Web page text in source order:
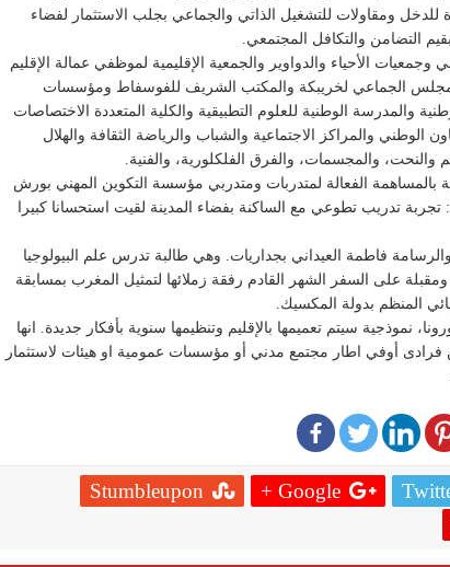
ومقاولات للتشغيل الذاتي والجماعي بجلب الاستثمار لفضاء
التضامن والتكافل المجتمعي.
الأحياء والدواوير والجمعية الإقليمية لموظفي عمالة الإقليم
والمجلس الجماعي لخريبكة والمكتب الشريف للفوسفاط ومؤسسات
والمدرسة الوطنية للعلوم التطبيقية والكلية المتعددة الاختصاصات
الوطني والمراكز الاجتماعية والشباب والرياضة الثقافة والهلال
والنحت، والمجسمات، والفرق الفلكلورية، والفنية.
بالمساهمة الفعالة لمتدربات ومتدربي مؤسسة التكوين المهني بورش
تدريب تطوعي مع الساكنة بفضاء المدينة لقيت استحسانا كبيرا
والرسامة فاطمة العيداني بجداريات. وهي طالبة تدرس علم البيولوجيا
على السفر الشهر القادم رفقة زملائها لتمثيل المغرب بمسابقة
المنظم بدولة المكسيك.
نموذجية سيتم تعميمها بالإقليم وتنظيمها سنوية بأفكار جديدة. انها
أوفي اطار مجتمع مدني أو مؤسسات عمومية او هيئات لاستثمار
Google +
Stumbleupon